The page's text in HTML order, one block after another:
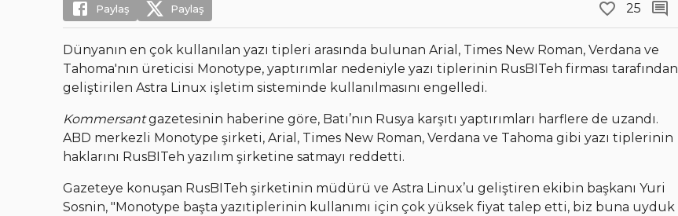
Paylaş Paylaş 25
Dünyanın en çok kullanılan yazı tipleri arasında bulunan Arial, Times New Roman, Verdana ve
Tahoma'nın üreticisi Monotype, yaptırımlar nedeniyle yazı tiplerinin RusBITeh firması tarafından
geliştirilen Astra Linux işletim sisteminde kullanılmasını engelledi.
Kommersantgazetesinin haberine göre, Batı’nın Rusya karşıtı yaptırımları harflere de uzandı.
ABD merkezli Monotype şirketi, Arial, Times New Roman, Verdana ve Tahoma gibi yazı tiplerinin
haklarını RusBITeh yazılım şirketine satmayı reddetti.
Gazeteye konuşan RusBITeh şirketinin müdürü ve Astra Linux’u geliştiren ekibin başkanı Yuri
Sosnin, "Monotype başta yazıtiplerinin kullanımı için çok yüksek fiyat talep etti, biz buna uyduk